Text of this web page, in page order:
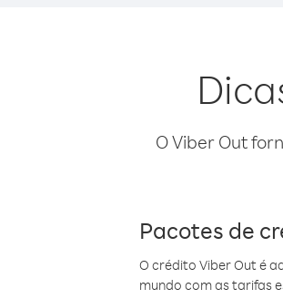
O Viber Out
Pacotes de
O crédito Viber Out é
mundo com as tarifas